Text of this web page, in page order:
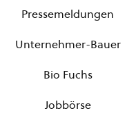
Pressemeldungen
Unternehmer-Bauer
Bio Fuchs
Jobbörse